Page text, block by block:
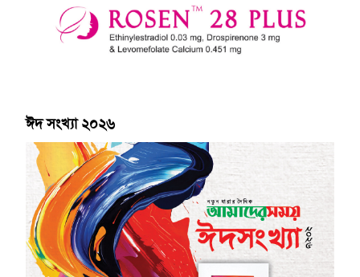
ঈদ সংখ্যা ২০২৬